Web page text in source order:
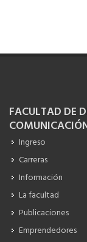
FACULTAD DE
Ingreso
Carreras
Información
La facultad
Publicaciones
Emprendedores